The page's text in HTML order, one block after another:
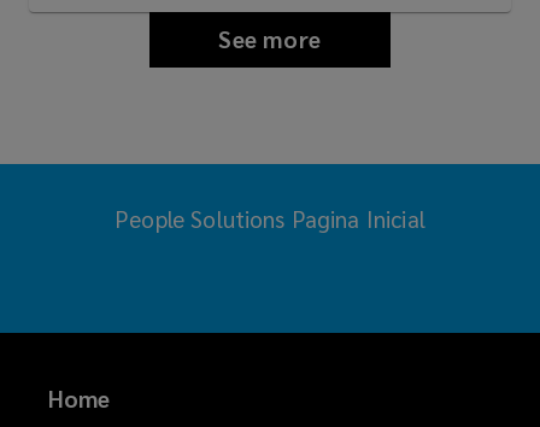
See more
People Solutions Pagina Inicial
Home